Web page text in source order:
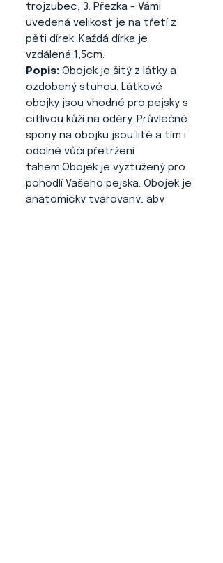
trojzubec, 3. Přezka - Vámi
uvedená velikost je na třetí z
pěti dírek. Každá dírka je
vzdálená 1,5cm.
Popis: Obojek je šitý z látky a
ozdobený stuhou. Látkové
obojky jsou vhodné pro pejsky s
citlivou kůží na oděry. Průvlečné
spony na obojku jsou lité a tím i
odolné vůči přetržení
tahem.Obojek je vyztužený pro
pohodlí Vašeho pejska. Obojek je
anatomicky tvarovaný, aby